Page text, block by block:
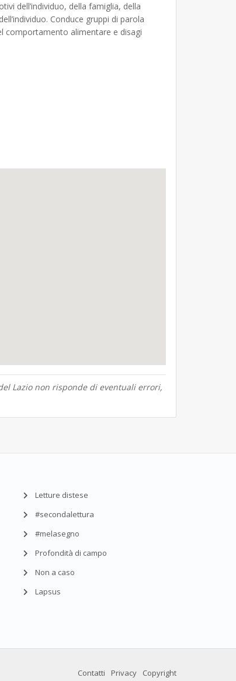
dell’individuo, della famiglia, della
Conduce gruppi di parola
comportamento alimentare e disagi
Lazio non risponde di eventuali errori,
Letture distese
#secondalettura
#melasegno
Profondità di campo
Non a caso
Lapsus
Contatti Privacy Copyright